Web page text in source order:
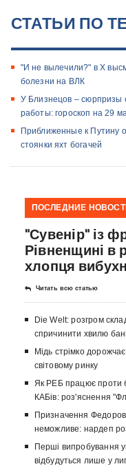
СТАТЬИ ПО
"И не вылечили?" в Х
болезни на ВЛК
У Близнецов – сюрпризы
работы: гороскоп на 29
Приближенные к Путину
стоянки яхт богачей
ПОСЛЕДНИЕ
"Сувенір" із
Рівненщині в
хлопця
Читать всю статью
Die Welt: розгром
спричинити хвилю
Мідь стрімко
світовому ринку
Як РЕБ працює проти
КАБів: роз'яснення
Призначення
неможливе: нардеп
Перші випробування
відбудуться лише у